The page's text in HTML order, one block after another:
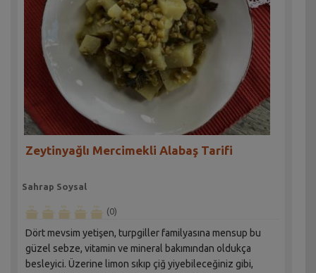
Zeytinyağlı Mercimekli Alabaş Tarifi
Sahrap Soysal
(0)
Dört mevsim yetişen, turpgiller familyasına mensup bu
güzel sebze, vitamin ve mineral bakımından oldukça
besleyici. Üzerine limon sıkıp çiğ yiyebileceğiniz gibi,